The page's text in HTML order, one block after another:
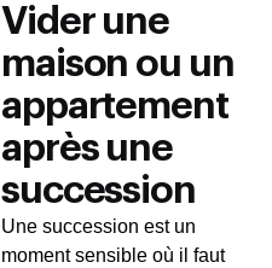
Vider une
maison ou un
appartement
après une
succession
Une succession est un
moment sensible où il faut